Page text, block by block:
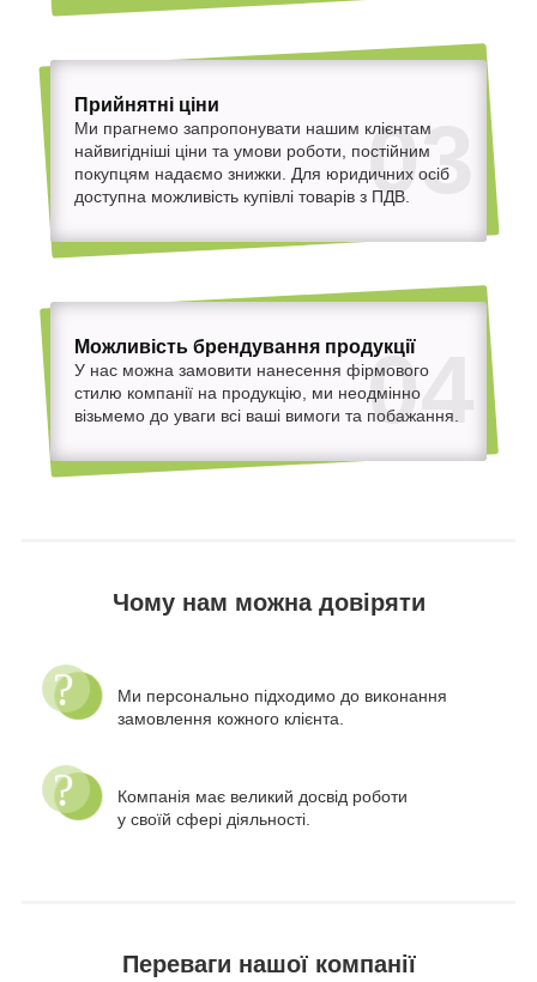
03
Прийнятні ціни
Ми прагнемо запропонувати нашим клієнтам
найвигідніші ціни та умови роботи, постійним
покупцям надаємо знижки. Для юридичних осіб
доступна можливість купівлі товарів з ПДВ.
04
Можливість брендування продукції
У нас можна замовити нанесення фірмового
стилю компанії на продукцію, ми неодмінно
візьмемо до уваги всі ваші вимоги та побажання.
Чому нам можна довіряти
Ми персонально підходимо до виконання
замовлення кожного клієнта.
Компанія має великий досвід роботи
у своїй сфері діяльності.
Переваги нашої компанії